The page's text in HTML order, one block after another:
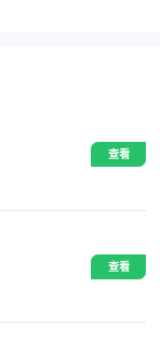
查看
查看